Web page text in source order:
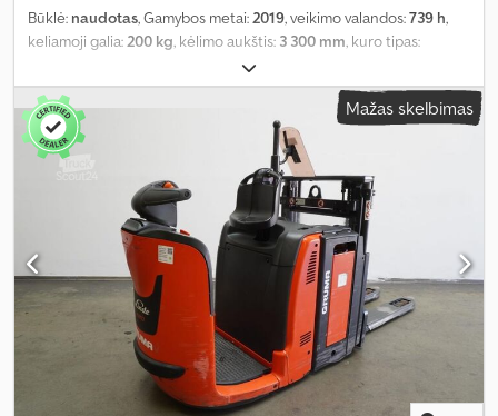
Būklė: naudotas, Gamybos metai:2019, veikimo valandos:739 h,
keliamoji galia:200 kg, kėlimo aukštis: 3 300 mm, kuro tipas:
teleskopinis
padang padangų:50 procentas, tuščias svoris:640 kg, bendras
ilgis:152 mm Mažas skelbimas